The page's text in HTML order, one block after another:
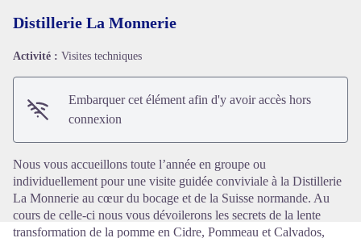
Voir l'image en plein écran
Distillerie La Monnerie
Activité : Visites techniques
Embarquer cet élément afin d'y avoir accès hors
connexion
Nous vous accueillons toute l’année en groupe ou
individuellement pour une visite guidée conviviale à la Distillerie
La Monnerie au cœur du bocage et de la Suisse normande. Au
cours de celle-ci nous vous dévoilerons les secrets de la lente
transformation de la pomme en Cidre, Pommeau et Calvados,